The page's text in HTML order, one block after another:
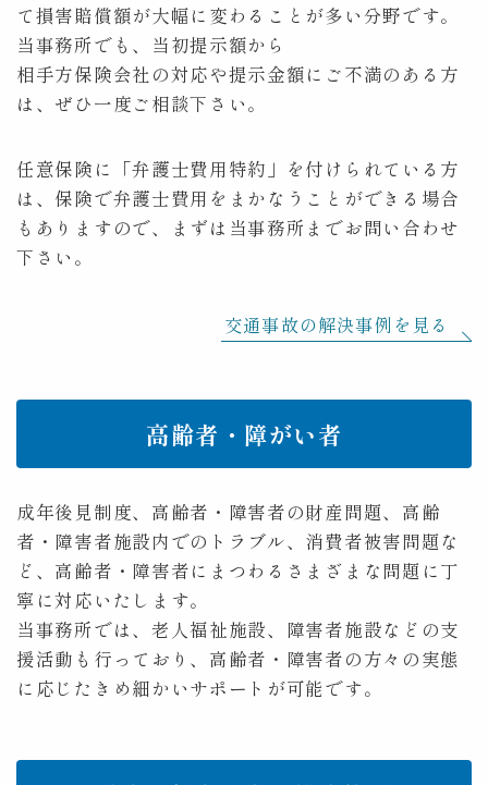
て損害賠償額が大幅に変わることが多い分野です。
当事務所でも、当初提示額から
相手方保険会社の対応や提示金額にご不満のある方
は、ぜひ一度ご相談下さい。
任意保険に「弁護士費用特約」を付けられている方
は、保険で弁護士費用をまかなうことができる場合
もありますので、まずは当事務所までお問い合わせ
下さい。
交通事故の解決事例を見る
高齢者・障がい者
成年後見制度、高齢者・障害者の財産問題、高齢
者・障害者施設内でのトラブル、消費者被害問題な
ど、高齢者・障害者にまつわるさまざまな問題に丁
寧に対応いたします。
当事務所では、老人福祉施設、障害者施設などの支
援活動も行っており、高齢者・障害者の方々の実態
に応じたきめ細かいサポートが可能です。